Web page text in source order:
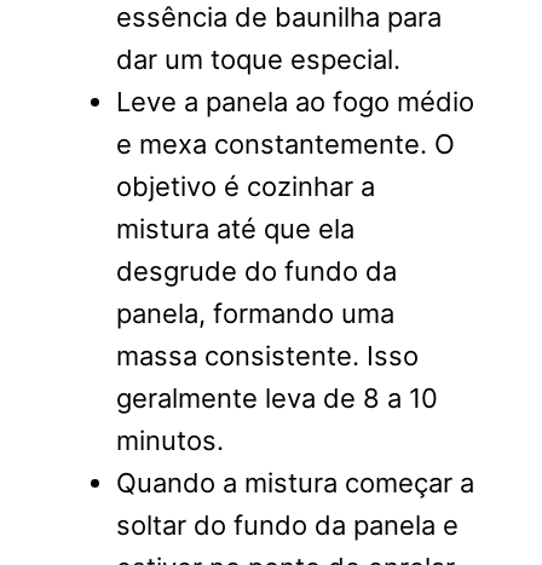
essência de baunilha para
dar um toque especial.
Leve a panela ao fogo médio
e mexa constantemente. O
objetivo é cozinhar a
mistura até que ela
desgrude do fundo da
panela, formando uma
massa consistente. Isso
geralmente leva de 8 a 10
minutos.
Quando a mistura começar a
soltar do fundo da panela e